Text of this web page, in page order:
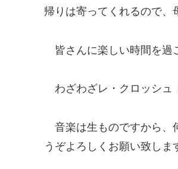
帰りは寄ってくれるので、
皆さんに楽しい時間を過
わざわざレ・クロッシュ
音楽は生ものですから、
うぞよろしくお願い致しま